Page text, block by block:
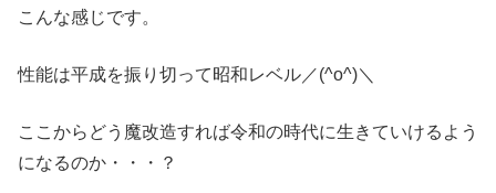
こんな感じです。
性能は平成を振り切って昭和レベル／(^o^)＼
ここからどう魔改造すれば令和の時代に生きていけるよう
になるのか・・・？